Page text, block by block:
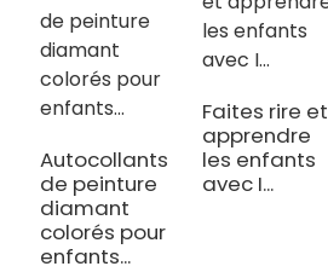
Autocollants
de peinture
diamant
colorés pour
enfants...
Faites rire et
apprendre
les enfants
avec I...